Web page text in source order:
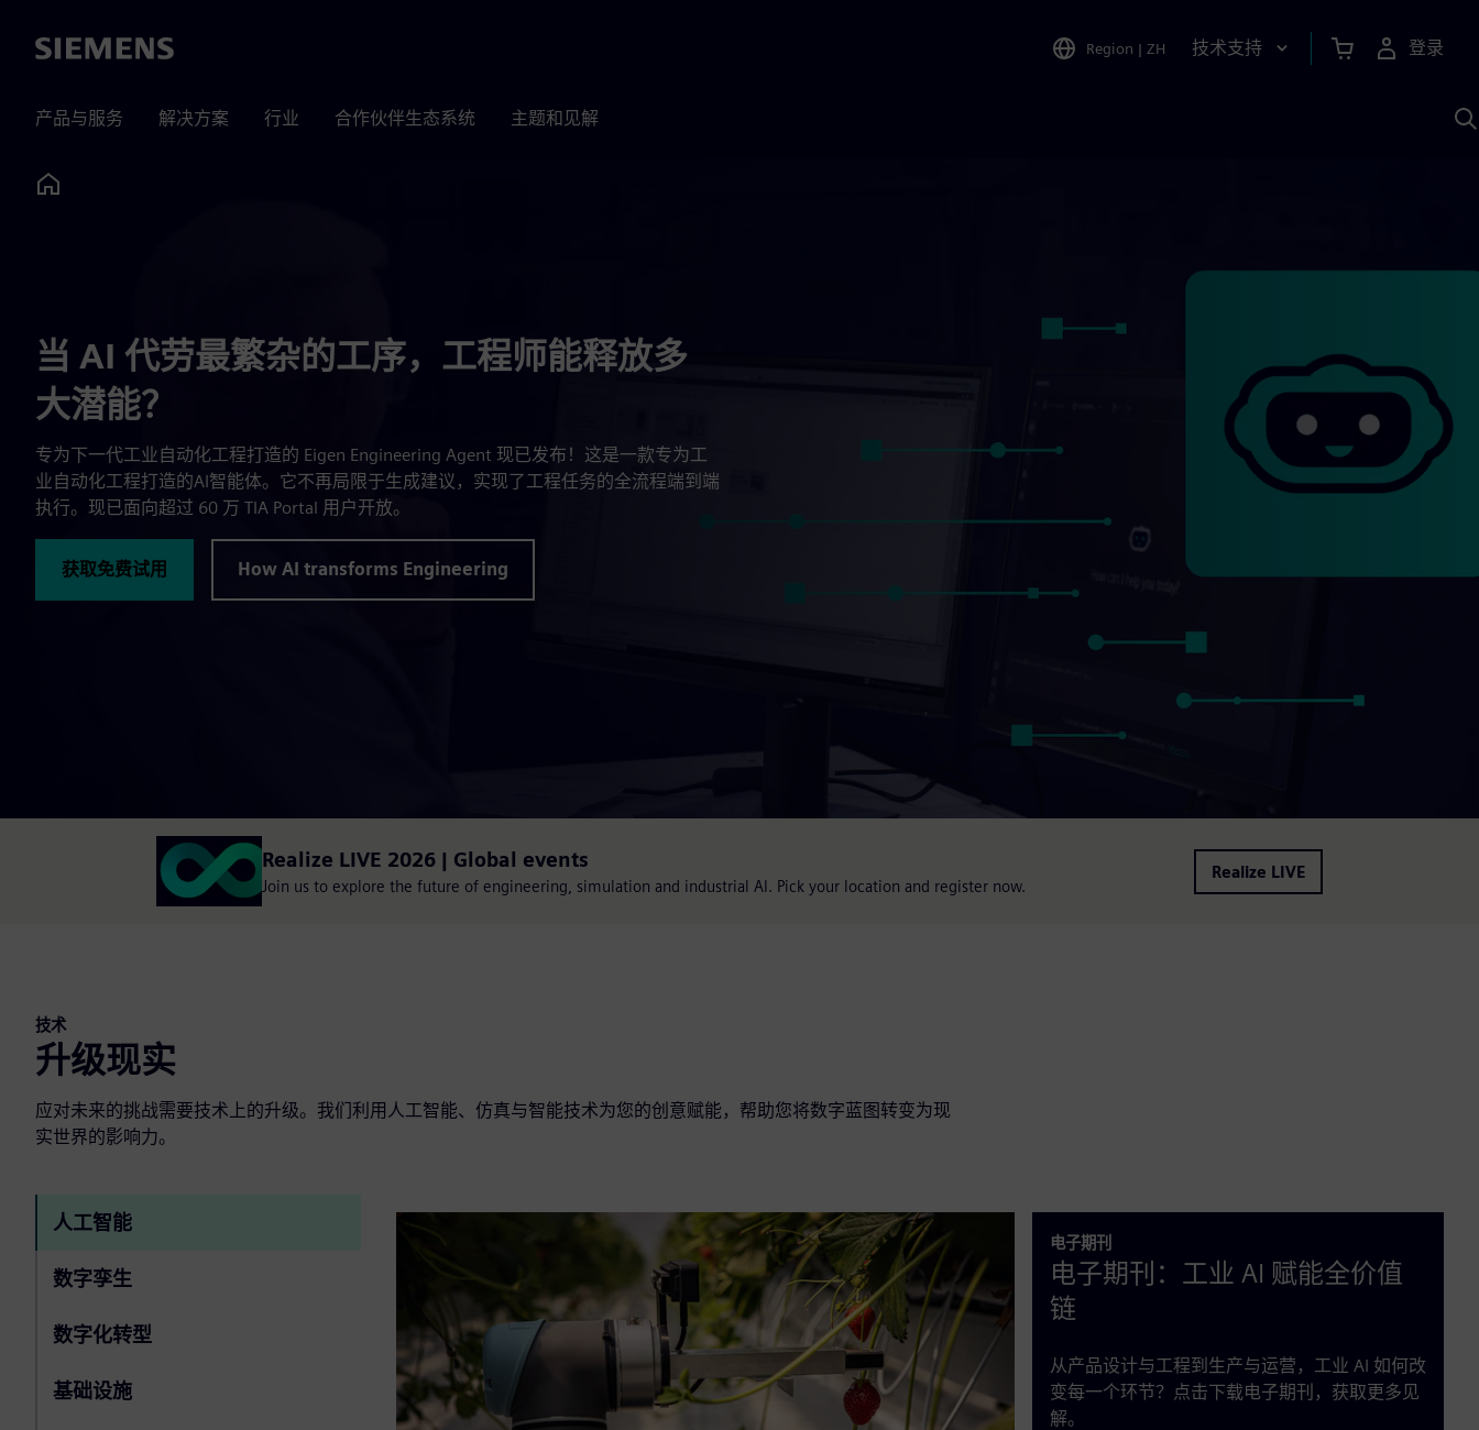
Siemens Region | ZH 技术支持 登录
产品与服务 解决方案 行业 合作伙伴生态系统 主题和见解
Home
当 AI 代劳最繁杂的工序，工程师能释放多
大潜能？
专为下一代工业自动化工程打造的 Eigen Engineering Agent 现已发布！这是一款专为工
业自动化工程打造的AI智能体。它不再局限于生成建议，实现了工程任务的全流程端到端
执行。现已面向超过 60 万 TIA Portal 用户开放。
获取免费试用 How AI transforms Engineering
Realize LIVE 2026 | Global events
Join us to explore the future of engineering, simulation and industrial AI. Pick your location and register now.
Realize LIVE
技术
升级现实
应对未来的挑战需要技术上的升级。我们利用人工智能、仿真与智能技术为您的创意赋能，帮助您将数字蓝图转变为现
实世界的影响力。
人工智能
数字孪生
数字化转型
基础设施
电子期刊
电子期刊：工业 AI 赋能全价值
链
从产品设计与工程到生产与运营，工业 AI 如何改
变每一个环节？点击下载电子期刊，获取更多见
解。